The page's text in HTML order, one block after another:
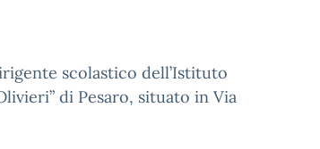
scolastico dell’Istituto
di Pesaro, situato in Via